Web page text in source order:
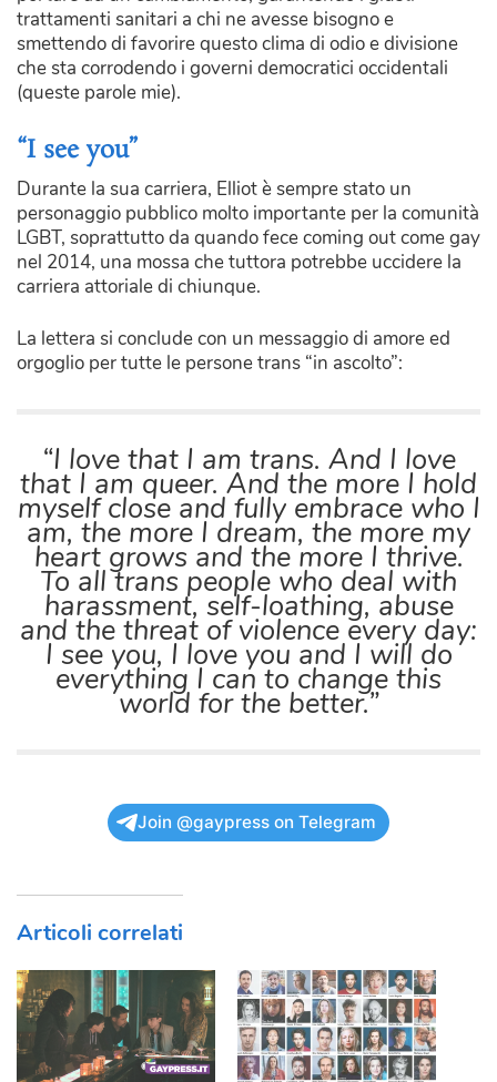
trattamenti sanitari a chi ne avesse bisogno e
smettendo di favorire questo clima di odio e divisione
che sta corrodendo i governi democratici occidentali
(queste parole mie).
“I see you”
Durante la sua carriera, Elliot è sempre stato un
personaggio pubblico molto importante per la comunità
LGBT, soprattutto da quando fece coming out come gay
nel 2014, una mossa che tuttora potrebbe uccidere la
carriera attoriale di chiunque.
La lettera si conclude con un messaggio di amore ed
orgoglio per tutte le persone trans “in ascolto”:
“I love that I am trans. And I love
that I am queer. And the more I hold
myself close and fully embrace who I
am, the more I dream, the more my
heart grows and the more I thrive.
To all trans people who deal with
harassment, self-loathing, abuse
and the threat of violence every day:
I see you, I love you and I will do
everything I can to change this
world for the better.”
Join @gaypress on Telegram
Articoli correlati